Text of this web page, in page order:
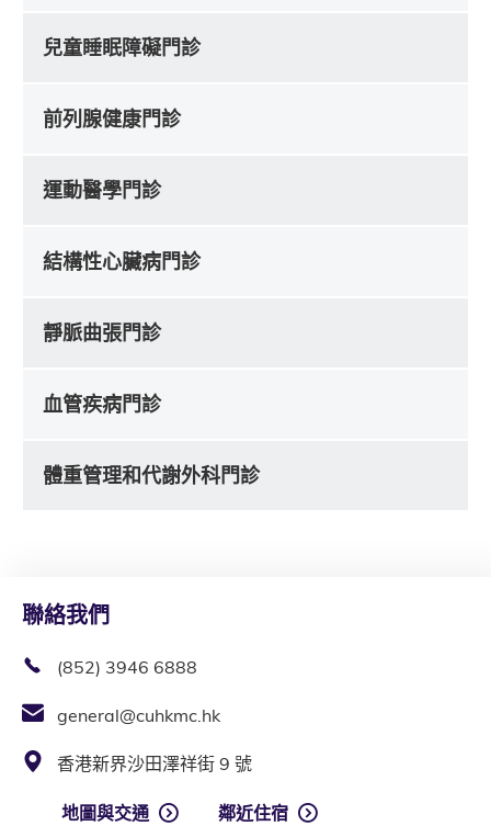
兒童睡眠障礙門診
前列腺健康門診
運動醫學門診
結構性心臟病門診
靜脈曲張門診
血管疾病門診
體重管理和代謝外科門診
聯絡我們
(852) 3946 6888
general@cuhkmc.hk
香港新界沙田澤祥街 9 號
地圖與交通 鄰近住宿